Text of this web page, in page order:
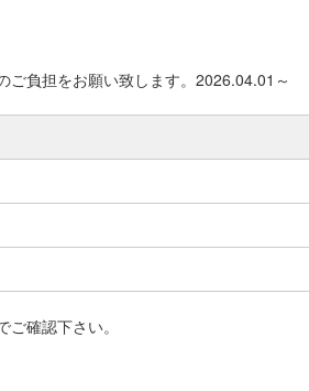
ご負担をお願い致します。2026.04.01～
ご確認下さい。